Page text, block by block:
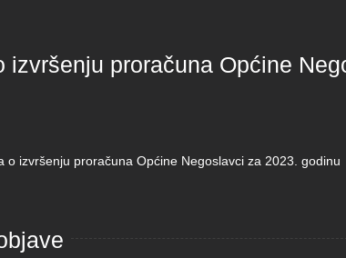
izvršenju proračuna Općine
o izvršenju proračuna Općine Negoslavci za 2023. godinu